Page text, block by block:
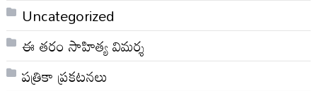
Uncategorized
ఈ తరం సాహిత్య విమర్శ
పత్రికా ప్రకటనలు